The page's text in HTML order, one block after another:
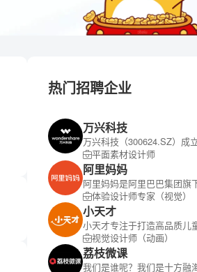
热门招聘企业
万兴科技
平面素材设计师
阿里妈妈
体验设计师专家（视觉）
小天才
视觉设计师（动画）
荔枝微课